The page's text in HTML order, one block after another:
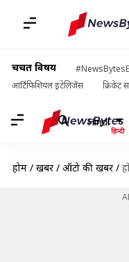
चर्चित विषय
आर्टिफिशियल इंटेलिजेंस
क्रिकेट
Hindi
होम / खबरें / ऑटो की खबरें /